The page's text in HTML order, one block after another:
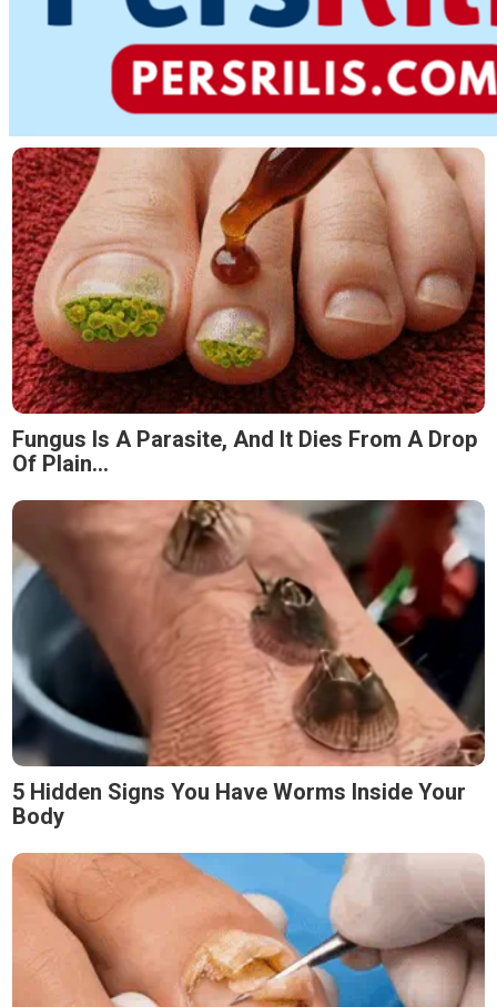
Fungus Is A Parasite, And It Dies From A Drop
Of Plain...
5 Hidden Signs You Have Worms Inside Your
Body